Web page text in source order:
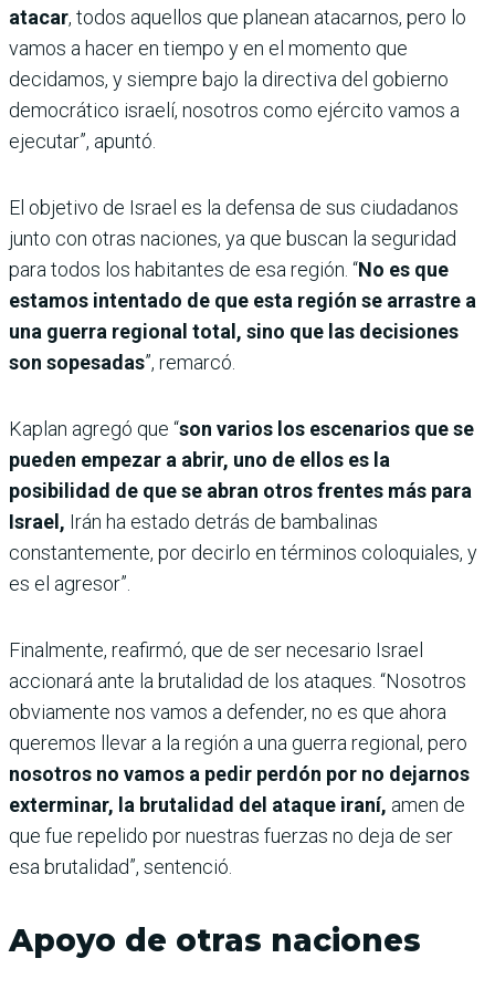
atacar, todos aquellos que planean atacarnos, pero lo
vamos a hacer en tiempo y en el momento que
decidamos, y siempre bajo la directiva del gobierno
democrático israelí, nosotros como ejército vamos a
ejecutar”, apuntó.
El objetivo de Israel es la defensa de sus ciudadanos
junto con otras naciones, ya que buscan la seguridad
para todos los habitantes de esa región. “No es que
estamos intentado de que esta región se arrastre a
una guerra regional total, sino que las decisiones
son sopesadas”, remarcó.
Kaplan agregó que “son varios los escenarios que se
pueden empezar a abrir, uno de ellos es la
posibilidad de que se abran otros frentes más para
Israel, Irán ha estado detrás de bambalinas
constantemente, por decirlo en términos coloquiales, y
es el agresor”.
Finalmente, reafirmó, que de ser necesario Israel
accionará ante la brutalidad de los ataques. “Nosotros
obviamente nos vamos a defender, no es que ahora
queremos llevar a la región a una guerra regional, pero
nosotros no vamos a pedir perdón por no dejarnos
exterminar, la brutalidad del ataque iraní, amen de
que fue repelido por nuestras fuerzas no deja de ser
esa brutalidad”, sentenció.
Apoyo de otras naciones